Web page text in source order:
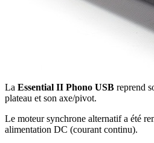
La Essential II Phono USB reprend
plateau et son axe/pivot.
Le moteur synchrone alternatif a été
alimentation DC (courant continu).